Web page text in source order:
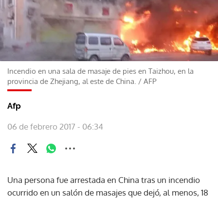
Incendio en una sala de masaje de pies en Taizhou, en la
provincia de Zhejiang, al este de China. / AFP
Afp
06 de febrero 2017 - 06:34
Una persona fue arrestada en China tras un incendio
ocurrido en un salón de masajes que dejó, al menos, 18